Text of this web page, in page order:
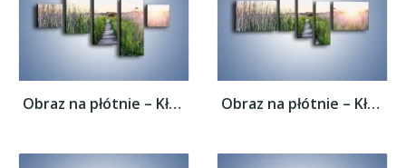
Obraz na płótnie – Kładka wśród mokradeł –... Obraz na płótnie – Kładka wśród mokradeł –...